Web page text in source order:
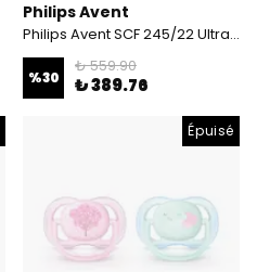
Philips Avent
Philips Avent SCF 245/22 Ultra Air 6-18 Ay 2'Li Emzik Kız
%30
₺ 559.90
₺ 389.76
Épuisé